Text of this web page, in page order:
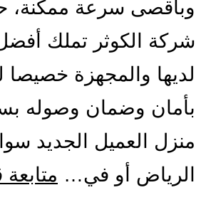
وبأقصى سرعة ممكنة،
شركة الكوثر تملك
لديها والمجهزة
بأمان وضمان وصوله
منزل العميل الجديد
الرياض أو في… متابعة